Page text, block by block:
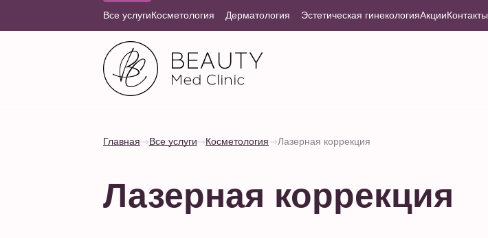
Все услугиКосметология Дерматология Эстетическая гинекологияАкцииКонтакты
Главная Все услуги Косметология Лазерная коррекция
Лазерная коррекция